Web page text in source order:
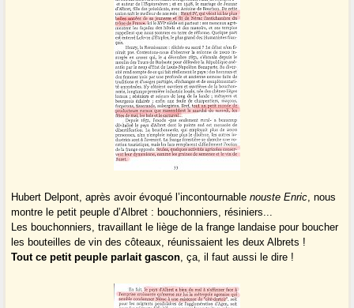
Hubert Delpont, après avoir évoqué l’incontournablenouste Enric, nous
montre le petit peuple d’Albret : bouchonniers, résiniers...
Les bouchonniers, travaillant le liège de la frange landaise pour boucher
les bouteilles de vin des côteaux, réunissaient les deux Albrets !
Tout ce petit peuple parlait gascon, ça, il faut aussi le dire !